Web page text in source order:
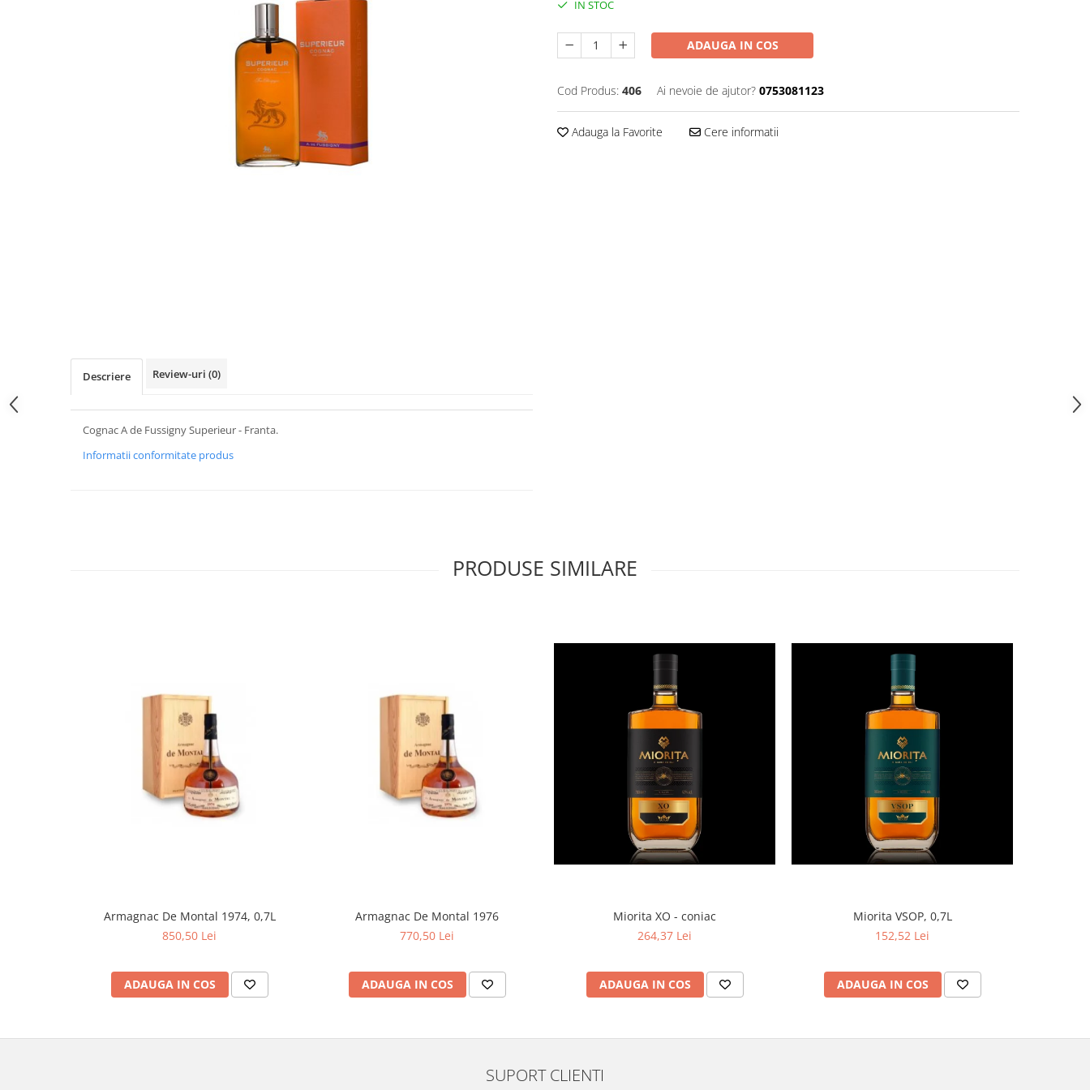
IN STOC
ADAUGA IN COS
Cod Produs: 406 Ai nevoie de ajutor? 0753081123
Adauga la Favorite Cere informatii
Descriere Review-uri (0)
Cognac A de Fussigny Superieur - Franta.
Informatii conformitate produs
PRODUSE SIMILARE
Armagnac De Montal 1974, 0,7L
850,50 Lei
ADAUGA IN COS
Armagnac De Montal 1976
770,50 Lei
ADAUGA IN COS
Miorita XO - coniac
264,37 Lei
ADAUGA IN COS
Miorita VSOP, 0,7L
152,52 Lei
ADAUGA IN COS
SUPORT CLIENTI